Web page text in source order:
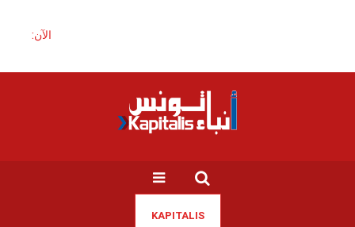
الآن:
KAPITALIS